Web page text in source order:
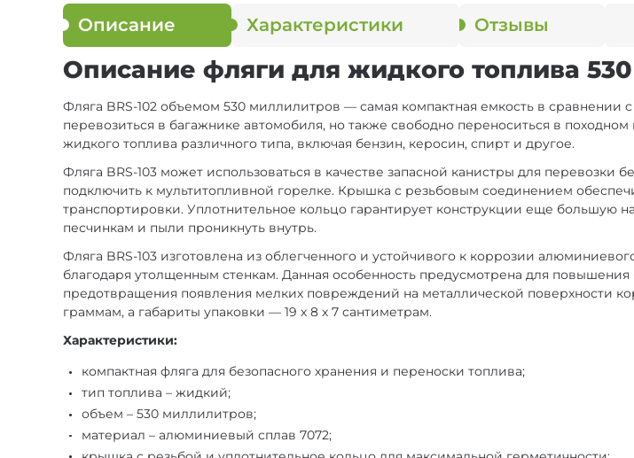
Описание Характеристики Отзывы
Описание фляги для жидкого топлива 530
Фляга BRS-102 объемом 530 миллилитров — самая компактная емкость в
перевозиться в багажнике автомобиля, но также свободно переноситься в
жидкого топлива различного типа, включая бензин, керосин, спирт и другое.
Фляга BRS-103 может использоваться в качестве запасной канистры для
подключить к мультитопливной горелке. Крышка с резьбовым соединением
транспортировки. Уплотнительное кольцо гарантирует конструкции еще большую
песчинкам и пыли проникнуть внутрь.
Фляга BRS-103 изготовлена из облегченного и устойчивого к коррозии
благодаря утолщенным стенкам. Данная особенность предусмотрена для повышения
предотвращения появления мелких повреждений на металлической поверхности
граммам, а габариты упаковки — 19 х 8 х 7 сантиметрам.
Характеристики:
компактная фляга для безопасного хранения и переноски топлива;
тип топлива – жидкий;
объем – 530 миллилитров;
материал – алюминиевый сплав 7072;